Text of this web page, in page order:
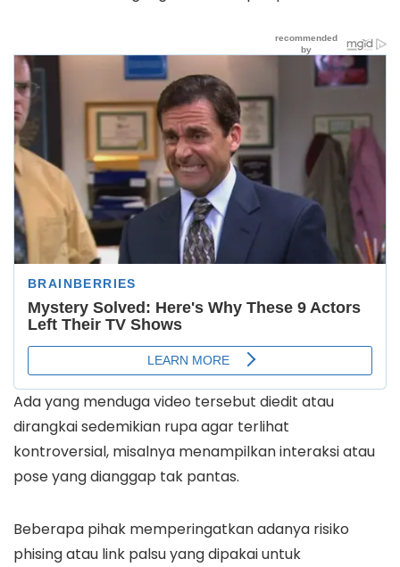
Ada yang menduga video tersebut diedit atau
dirangkai sedemikian rupa agar terlihat
kontroversial, misalnya menampilkan interaksi atau
pose yang dianggap tak pantas.
Beberapa pihak memperingatkan adanya risiko
phising atau link palsu yang dipakai untuk